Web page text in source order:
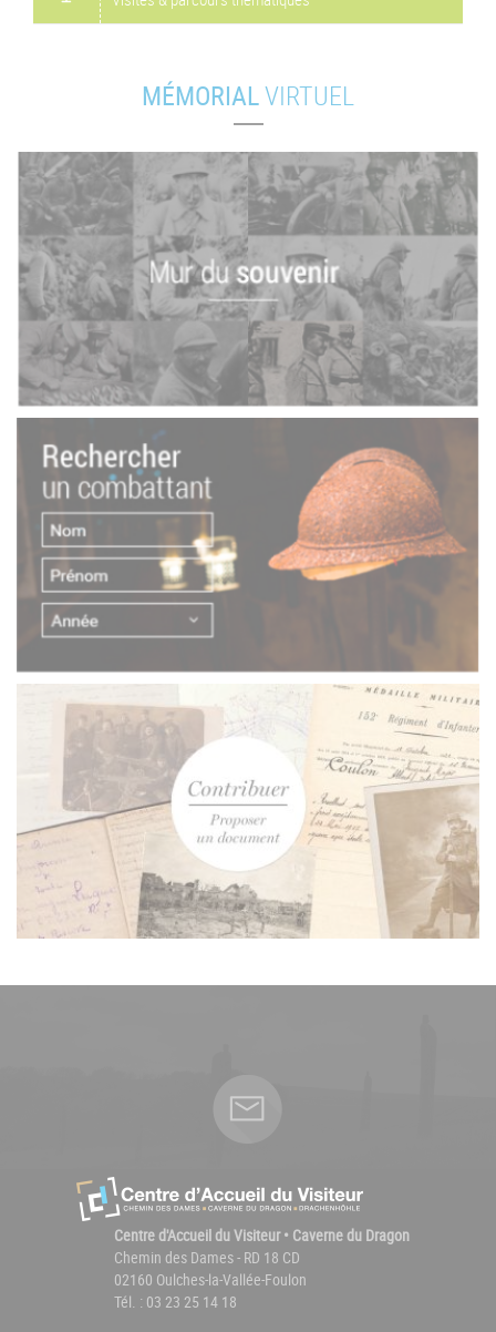
MÉMORIALVIRTUEL
Centre d'Accueil du Visiteur • Caverne du Dragon
Chemin des Dames - RD 18 CD
02160 Oulches-la-Vallée-Foulon
Tél. : 03 23 25 14 18